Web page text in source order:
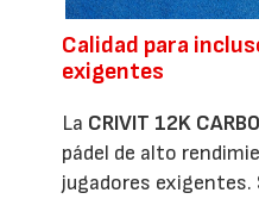
Calidad para
exigentes
La CRIVIT 12K
pádel de alto
jugadores exigentes.